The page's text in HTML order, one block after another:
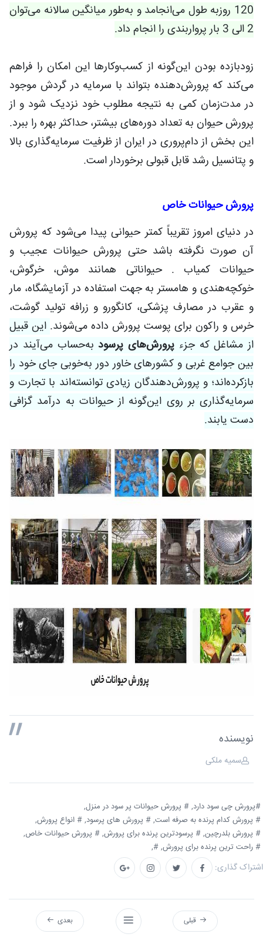
120 روزبه طول می‌انجامد و به‌طور میانگین سالانه می‌توان
2 الی 3 بار پرواربندی را انجام داد.
زودبازده بودن این‌گونه از کسب‌وکارها این امکان را فراهم
می‌کند که پرورش‌دهنده بتواند با سرمایه در گردش موجود
در مدت‌زمان کمی به نتیجه مطلوب خود نزدیک شود و از
پرورش حیوان به تعداد دوره‌های بیشتر، حداکثر بهره را ببرد.
این بخش از دام‌پروری در ایران از ظرفیت سرمایه‌گذاری بالا
و پتانسیل رشد قابل قبولی برخوردار است.
پرورش حیوانات خاص
در دنیای امروز تقریباً کمتر حیوانی پیدا می‌شود که پرورش
آن صورت نگرفته باشد حتی پرورش حیوانات عجیب و
حیوانات کمیاب . حیواناتی همانند موش، خرگوش،
خوکچه‌هندی و هامستر به جهت استفاده در آزمایشگاه، مار
و عقرب در مصارف پزشکی، کانگورو و زرافه تولید گوشت،
خرس و راکون برای پوست پرورش داده می‌شوند. این قبیل
از مشاغل که جزء پرورش‌های پرسودبه‌حساب می‌آیند در
بین جوامع غربی و کشورهای خاور دور به‌خوبی جای خود را
بازکرده‌اند؛ و پرورش‌دهندگان زیادی توانسته‌اند با تجارت و
سرمایه‌گذاری بر روی این‌گونه از حیوانات به درآمد گزافی
دست یابند.
نویسنده
سمیه ملکی
#پرورش چی سود دارد, # پرورش حیوانات پر سود در منزل,
# پرورش کدام پرنده به صرفه است, # پرورش های پرسود, # انواع پرورش,
# پرورش بلدرچین, # پرسودترین پرنده برای پرورش, # پرورش حیوانات خاص,
# راحت ترین پرنده برای پرورش, #,
اشتراک گذاری:
قبلی بعدی